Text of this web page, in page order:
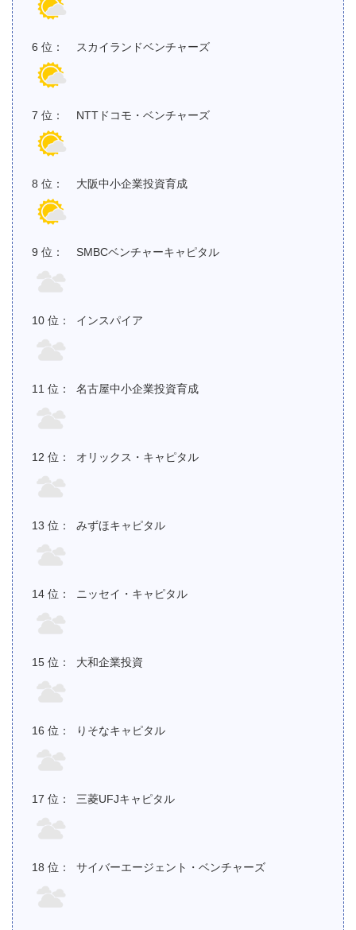
スカイランドベンチャーズ
NTTドコモ・ベンチャーズ
大阪中小企業投資育成
SMBCベンチャーキャピタル
インスパイア
名古屋中小企業投資育成
オリックス・キャピタル
みずほキャピタル
ニッセイ・キャピタル
大和企業投資
りそなキャピタル
三菱UFJキャピタル
サイバーエージェント・ベンチャーズ